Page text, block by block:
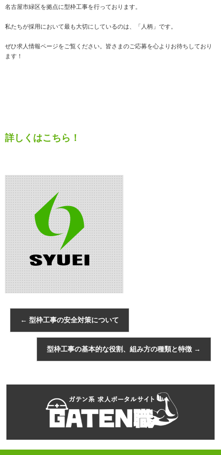
名古屋市緑区を拠点に型枠工事を行っております。
私たちが採用において最も大切にしているのは、「人柄」です。
ぜひ求人情報ページをご覧ください。皆さまのご応募を心よりお待ちしており
ます！
詳しくはこちら！
← 型枠工事の安全対策について
型枠工事の基本的な役割、組み方の種類と特徴 →